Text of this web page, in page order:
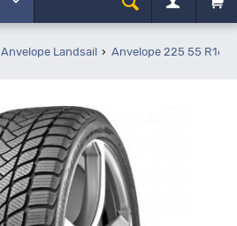
Anvelope Landsail Anvelope 225 55 R16